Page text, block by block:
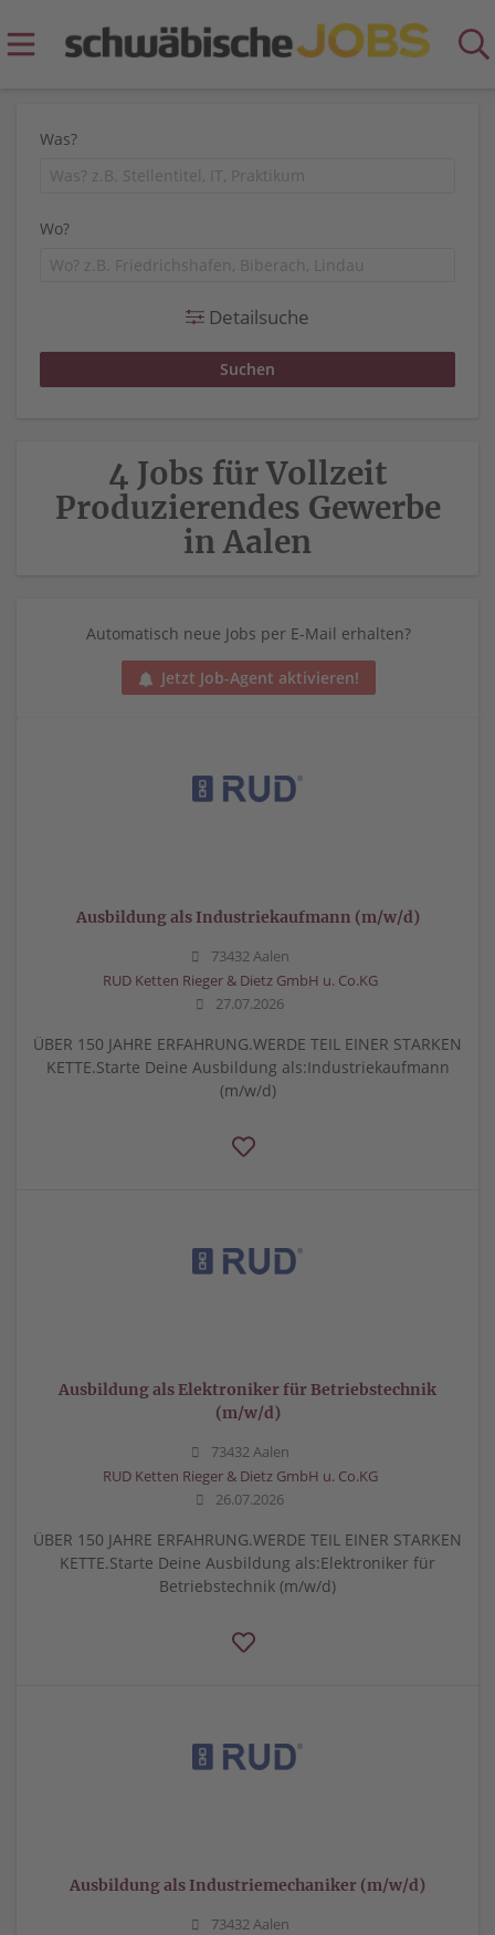
Was?
Wo?
Detailsuche
4 Jobs für Vollzeit
Produzierendes Gewerbe
in Aalen
Automatisch neue Jobs per E-Mail erhalten?
Jetzt Job-Agent aktivieren!
Ausbildung als Industriekaufmann (m/w/d)
73432 Aalen
RUD Ketten Rieger & Dietz GmbH u. Co.KG
27.07.2026
ÜBER 150 JAHRE ERFAHRUNG.WERDE TEIL EINER STARKEN
KETTE.Starte Deine Ausbildung als:Industriekaufmann
(m/w/d)
Ausbildung als Elektroniker für Betriebstechnik
(m/w/d)
73432 Aalen
RUD Ketten Rieger & Dietz GmbH u. Co.KG
26.07.2026
ÜBER 150 JAHRE ERFAHRUNG.WERDE TEIL EINER STARKEN
KETTE.Starte Deine Ausbildung als:Elektroniker für
Betriebstechnik (m/w/d)
Ausbildung als Industriemechaniker (m/w/d)
73432 Aalen